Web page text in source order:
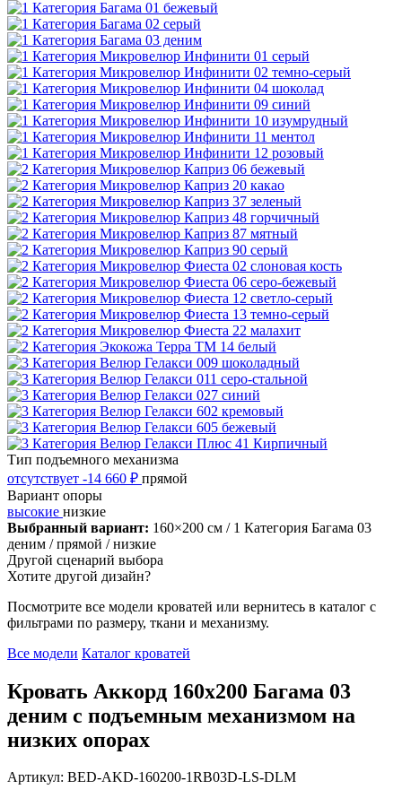
Тип подъемного механизма
отсутствует -14 660 ₽ прямой
Вариант опоры
высокие низкие
Выбранный вариант: 160×200 см / 1 Категория Багама 03
деним / прямой / низкие
Другой сценарий выбора
Хотите другой дизайн?
Посмотрите все модели кроватей или вернитесь в каталог с
фильтрами по размеру, ткани и механизму.
Все модели Каталог кроватей
Кровать Аккорд 160х200 Багама 03
деним с подъемным механизмом на
низких опорах
Артикул: BED-AKD-160200-1RB03D-LS-DLM